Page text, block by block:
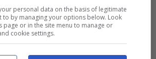
personal data on the basis of legitimate
to by managing your options below. Look
or in the site menu to manage or
cookie settings.